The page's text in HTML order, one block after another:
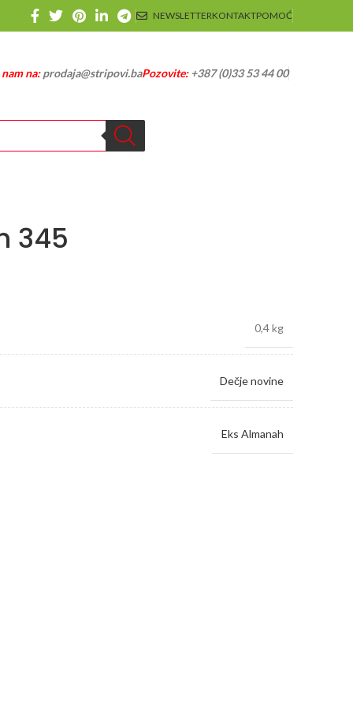
NEWSLETTERKONTAKTPOMOĆ
na:prodaja@stripovi.baPozovite:+387 (0)33 53 44 00
345
0,4 kg
Dečje novine
Eks Almanah